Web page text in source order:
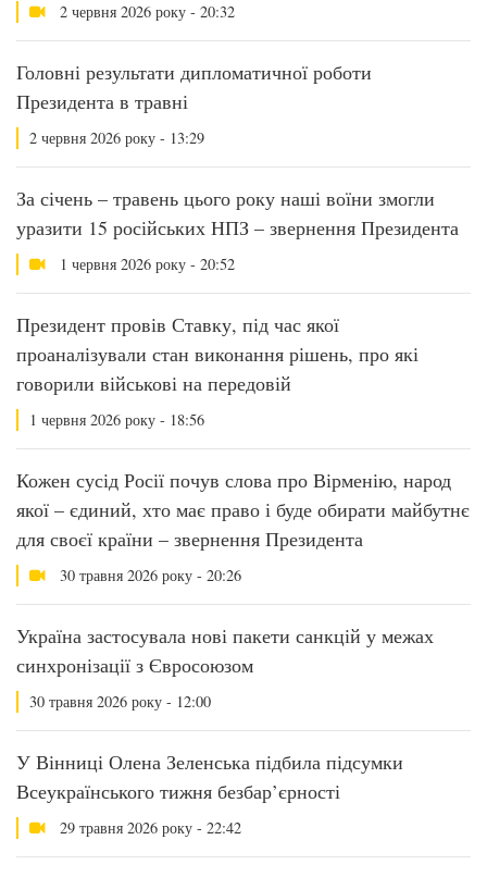
2 червня 2026 року - 20:32
Головні результати дипломатичної роботи
Президента в травні
2 червня 2026 року - 13:29
За січень – травень цього року наші воїни змогли
уразити 15 російських НПЗ – звернення Президента
1 червня 2026 року - 20:52
Президент провів Ставку, під час якої
проаналізували стан виконання рішень, про які
говорили військові на передовій
1 червня 2026 року - 18:56
Кожен сусід Росії почув слова про Вірменію, народ
якої – єдиний, хто має право і буде обирати майбутнє
для своєї країни – звернення Президента
30 травня 2026 року - 20:26
Україна застосувала нові пакети санкцій у межах
синхронізації з Євросоюзом
30 травня 2026 року - 12:00
У Вінниці Олена Зеленська підбила підсумки
Всеукраїнського тижня безбар’єрності
29 травня 2026 року - 22:42